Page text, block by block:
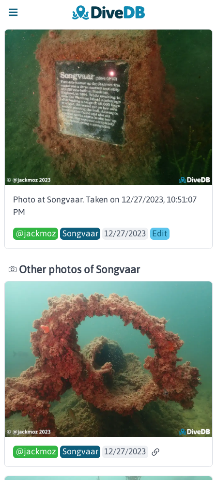
Photo at Songvaar. Taken on 12/27/2023, 10:51:07
PM
@jackmoz Songvaar 12/27/2023 Edit
Other photos of Songvaar
@jackmoz Songvaar 12/27/2023